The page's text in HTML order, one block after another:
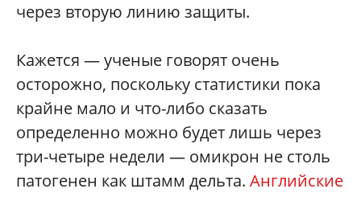
через вторую линию защиты.
Кажется — ученые говорят очень
осторожно, поскольку статистики пока
крайне мало и что-либо сказать
определенно можно будет лишь через
три-четыре недели — омикрон не столь
патогенен как штамм дельта. Английские